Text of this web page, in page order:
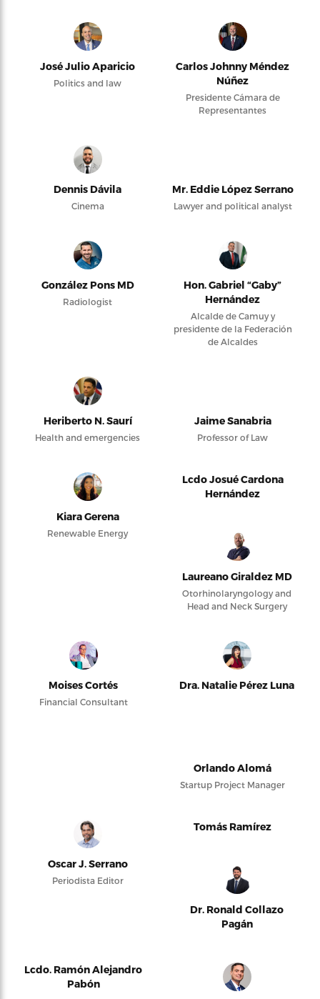
José Julio Aparicio
Politics and law
Carlos Johnny Méndez
Núñez
Presidente Cámara de
Representantes
Dennis Dávila
Cinema
Mr. Eddie López Serrano
Lawyer and political analyst
González Pons MD
Radiologist
Hon. Gabriel “Gaby”
Hernández
Alcalde de Camuy y
presidente de la Federación
de Alcaldes
Heriberto N. Saurí
Health and emergencies
Jaime Sanabria
Professor of Law
Kiara Gerena
Renewable Energy
Lcdo Josué Cardona
Hernández
Laureano Giraldez MD
Otorhinolaryngology and
Head and Neck Surgery
Moises Cortés
Financial Consultant
Dra. Natalie Pérez Luna
Orlando Alomá
Startup Project Manager
Oscar J. Serrano
Periodista Editor
Tomás Ramírez
Dr. Ronald Collazo
Pagán
Lcdo. Ramón Alejandro
Pabón